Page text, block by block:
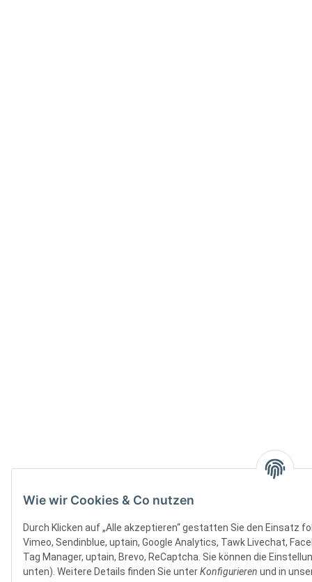
Wie wir Cookies & Co nutzen
Durch Klicken auf „Alle akzeptieren“ gestatten Sie den Einsatz
Vimeo, Sendinblue, uptain, Google Analytics, Tawk Livechat,
Tag Manager, uptain, Brevo, ReCaptcha. Sie können die
unten). Weitere Details finden Sie unterKonfigurieren und in